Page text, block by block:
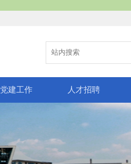
党建工作 人才招聘